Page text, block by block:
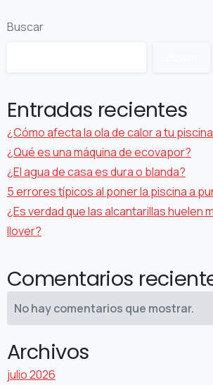
Buscar
Entradas recientes
¿Cómo afecta la ola de calor a tu
¿Qué es una máquina de ecovapor?
¿El agua de casa es dura o blanda?
5 errores típicos al poner la piscina a
¿Es verdad que las alcantarillas huelen
llover?
Comentarios
No hay comentarios que mostrar.
Archivos
julio 2026